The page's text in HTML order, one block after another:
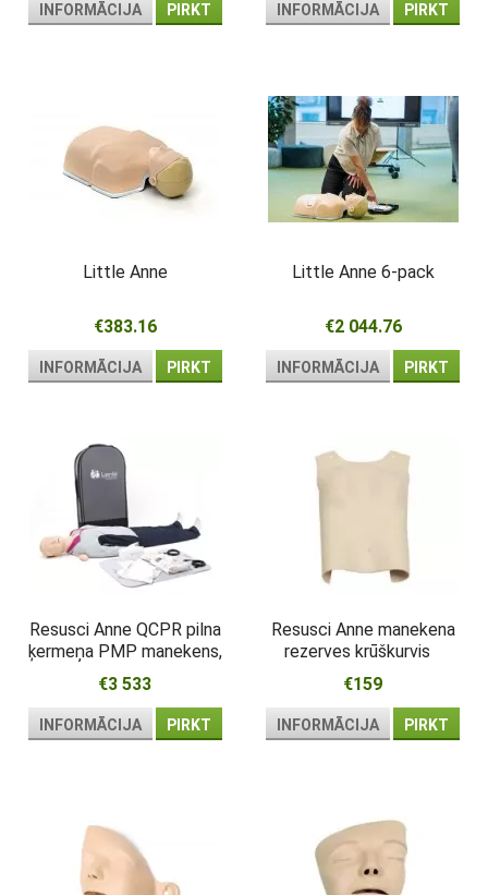
INFORMĀCIJA PIRKT INFORMĀCIJA PIRKT
Little Anne
€383.16
INFORMĀCIJA PIRKT
Little Anne 6-pack
€2 044.76
INFORMĀCIJA PIRKT
Resusci Anne QCPR pilna
ķermeņa PMP manekens,
nesatur lateksu
€3 533
INFORMĀCIJA PIRKT
Resusci Anne manekena
rezerves krūškurvis
€159
INFORMĀCIJA PIRKT